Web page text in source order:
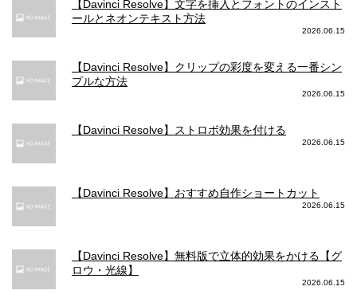
【Davinci Resolve】文字を挿入とフォントのインスト
ールとネオンテキスト方法
2026.06.15
【Davinci Resolve】クリップの彩度を変える一番シン
プルな方法
2026.06.15
【Davinci Resolve】ストロボ効果を付ける
2026.06.15
【Davinci Resolve】おすすめ自作ショートカット
2026.06.15
【Davinci Resolve】無料版で立体的効果をかける【グ
ロウ・光線】
2026.06.15